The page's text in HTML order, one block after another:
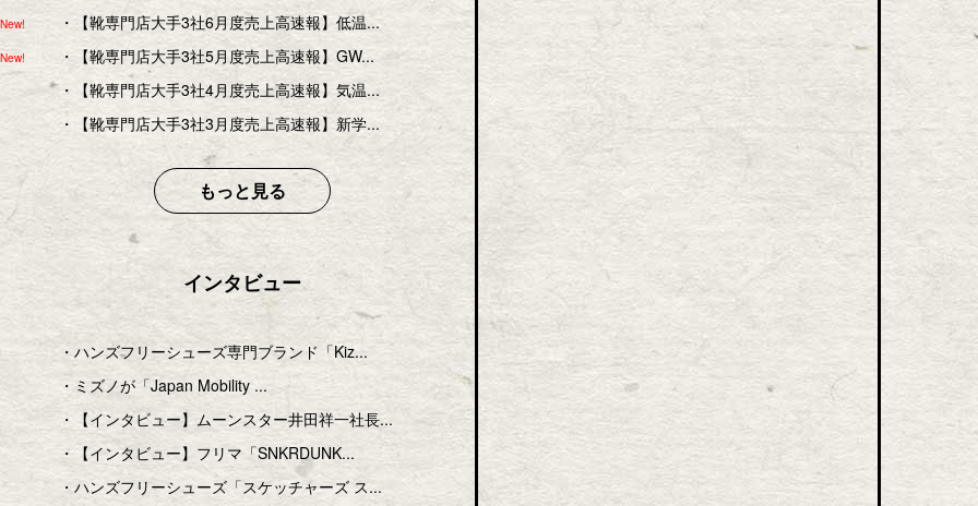
New!
New!
・
【靴専門店大手3社6月度売上高速報】低温...
・ 【靴専門店大手3社5月度売上高速報】GW...
・
【靴専門店大手3社4月度売上高速報】気温...
・
【靴専門店大手3社3月度売上高速報】新学...
もっと見る
インタビュー
・ハンズフリーシューズ専門ブランド「Kiz...
・ ミズノが「Japan Mobility ...
・
【インタビュー】ムーンスター井田祥一社長...
・ 【インタビュー】フリマ「SNKRDUNK...
・ハンズフリーシューズ「スケッチャーズ ス...